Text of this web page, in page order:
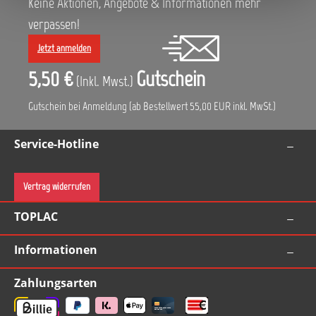
verpassen!
Jetzt anmelden
5,50 € (Inkl. Mwst.) Gutschein
Gutschein bei Anmeldung (ab Bestellwert 55,00 EUR inkl. MwSt.)
Service-Hotline
Vertrag widerrufen
TOPLAC
Informationen
Zahlungsarten